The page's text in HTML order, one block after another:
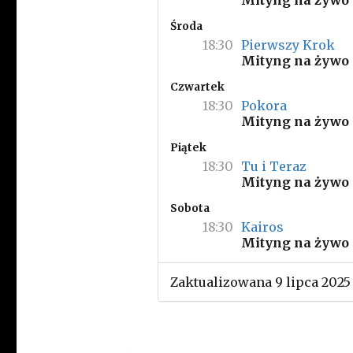
Środa
18:30 Pierwszy Krok
Mityng na żywo
Czwartek
18:30 Pokora
Mityng na żywo
Piątek
18:30 Tu i Teraz
Mityng na żywo
Sobota
18:30 Kairos
Mityng na żywo
Zaktualizowana 9 lipca 2025